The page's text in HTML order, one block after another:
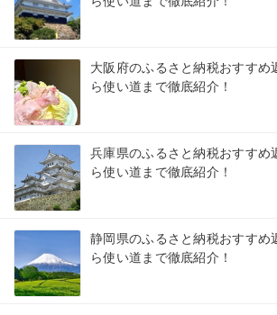
大阪府のふるさと納税おすすめ
ら使い道まで徹底紹介！
兵庫県のふるさと納税おすすめ
ら使い道まで徹底紹介！
静岡県のふるさと納税おすすめ
ら使い道まで徹底紹介！